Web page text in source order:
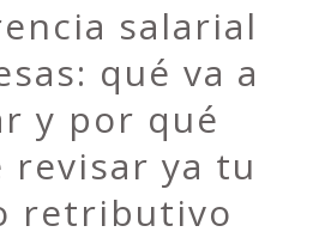
salarial
qué va a
y por qué
revisar ya tu
retributivo